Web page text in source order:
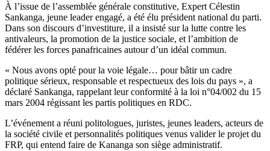
À l’issue de l’assemblée générale constitutive, Expert Célestin
Sankanga, jeune leader engagé, a été élu président national du parti.
Dans son discours d’investiture, il a insisté sur la lutte contre les
antivaleurs, la promotion de la justice sociale, et l’ambition de
fédérer les forces panafricaines autour d’un idéal commun.
« Nous avons opté pour la voie légale… pour bâtir un cadre
politique sérieux, responsable et respectueux des lois du pays », a
déclaré Sankanga, rappelant leur conformité à la loi n°04/002 du 15
mars 2004 régissant les partis politiques en RDC.
L’événement a réuni politologues, juristes, jeunes leaders, acteurs de
la société civile et personnalités politiques venus valider le projet du
FRP, qui entend faire de Kananga son siège administratif.